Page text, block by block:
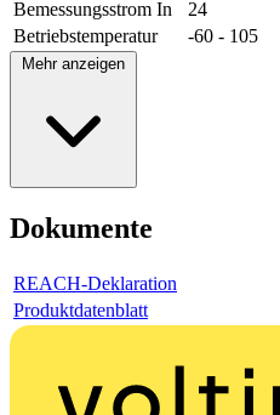
Bemessungsstrom In
24
Betriebstemperatur
-60 - 105
Mehr anzeigen
Dokumente
REACH-Deklaration
Produktdatenblatt